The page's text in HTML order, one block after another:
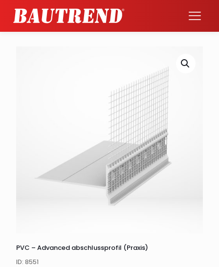
PVC – Advanced abschlussprofil (Praxis)
ID: 8551